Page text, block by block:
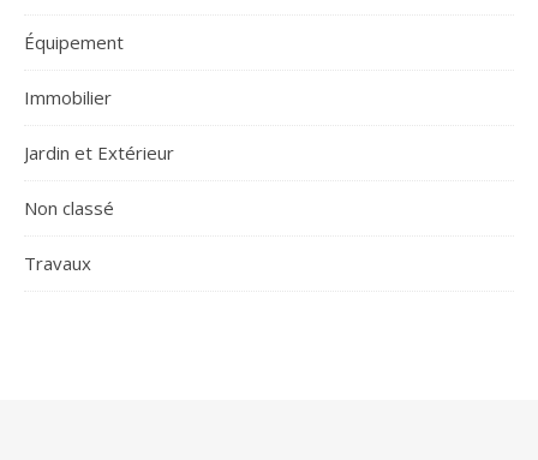
Équipement
Immobilier
Jardin et Extérieur
Non classé
Travaux